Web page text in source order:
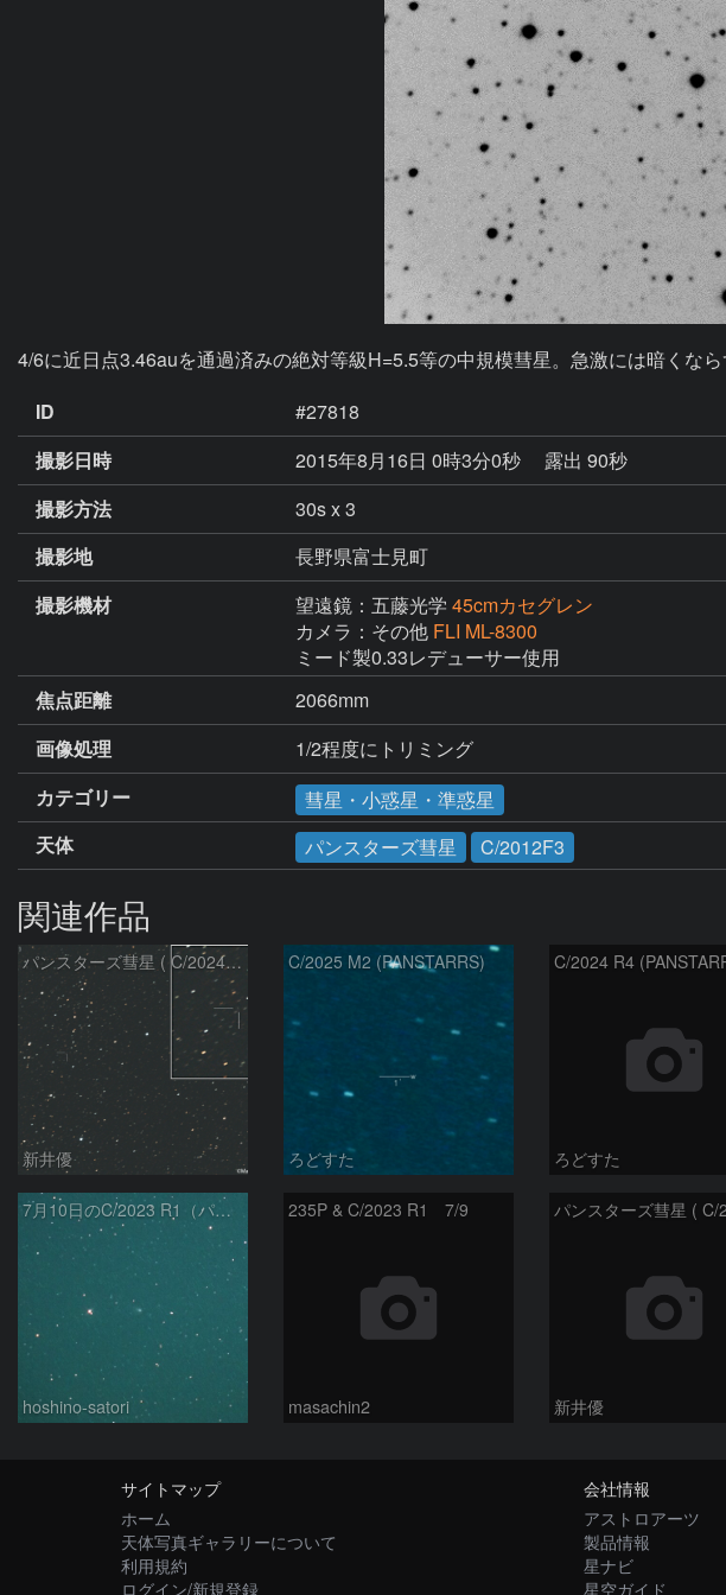
4/6に近日点3.46auを通過済みの絶対等級H=5.5等の中規模彗星。急激には暗くな
ID
#27818
撮影日時
2015年8月16日 0時3分0秒
露出 90秒
撮影方法
30s x 3
撮影地
長野県富士見町
撮影機材
望遠鏡：五藤光学 45cmカセグレン
カメラ：その他 FLI ML-8300
ミード製0.33レデューサー使用
焦点距離
2066mm
画像処理
1/2程度にトリミング
カテゴリー
彗星・小惑星・準惑星
天体
パンスターズ彗星 C/2012F3
関連作品
パンスターズ彗星 ( C/2024R4 )：2026/07/27
新井優
C/2025 M2 (PANSTARRS)
ろどすた
C/2024 R4
ろどすた
7月10日のC/2023 R1（パンスターズ彗星）
hoshino-satori
235P & C/2023 R1 7/9
masachin2 新井優
サイトマップ
ホーム
天体写真ギャラリーについて
利用規約
ログイン/新規登録
会社情報
アストロアーツ
製品情報
星ナビ
星空ガイド